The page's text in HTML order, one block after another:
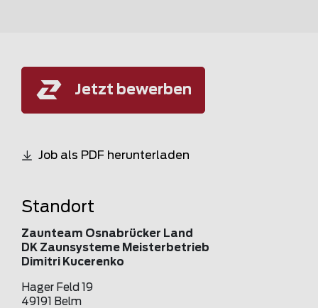
Jetzt bewerben
Job als PDF herunterladen
Standort
Zaunteam Osnabrücker Land
DK Zaunsysteme Meisterbetrieb
Dimitri Kucerenko
Hager Feld 19
49191 Belm